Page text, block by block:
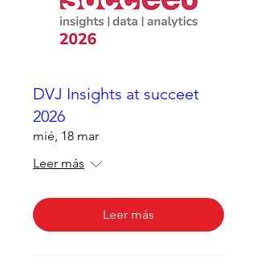
DVJ Insights at succeet
2026
mié, 18 mar
Leer más
Leer más